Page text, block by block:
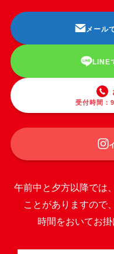
メール
LINE
受付時間：
午前中と夕方以降では
ことがありますので
時間をおいてお掛